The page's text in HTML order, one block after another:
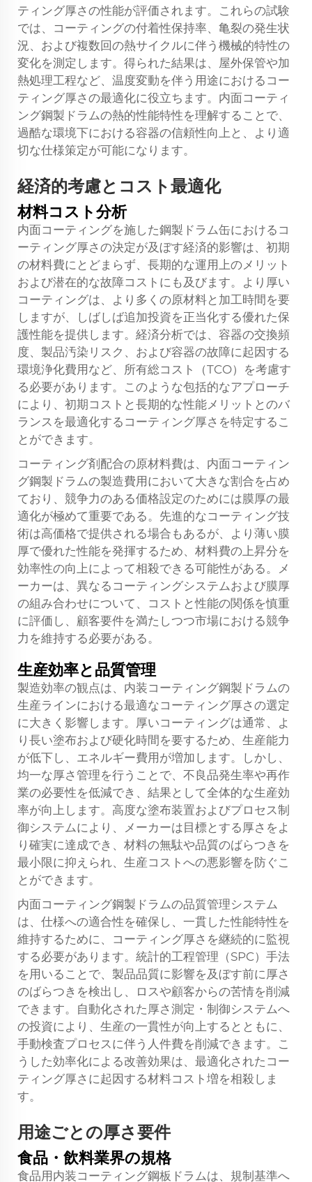
ティング厚さの性能が評価されます。これらの試験
では、コーティングの付着性保持率、亀裂の発生状
況、および複数回の熱サイクルに伴う機械的特性の
変化を測定します。得られた結果は、屋外保管や加
熱処理工程など、温度変動を伴う用途におけるコー
ティング厚さの最適化に役立ちます。内面コーティ
ング鋼製ドラムの熱的性能特性を理解することで、
過酷な環境下における容器の信頼性向上と、より適
切な仕様策定が可能になります。
経済的考慮とコスト最適化
材料コスト分析
内面コーティングを施した鋼製ドラム缶におけるコ
ーティング厚さの決定が及ぼす経済的影響は、初期
の材料費にとどまらず、長期的な運用上のメリット
および潜在的な故障コストにも及びます。より厚い
コーティングは、より多くの原材料と加工時間を要
しますが、しばしば追加投資を正当化する優れた保
護性能を提供します。経済分析では、容器の交換頻
度、製品汚染リスク、および容器の故障に起因する
環境浄化費用など、所有総コスト（TCO）を考慮す
る必要があります。このような包括的なアプローチ
により、初期コストと長期的な性能メリットとのバ
ランスを最適化するコーティング厚さを特定するこ
とができます。
コーティング剤配合の原材料費は、内面コーティン
グ鋼製ドラムの製造費用において大きな割合を占め
ており、競争力のある価格設定のためには膜厚の最
適化が極めて重要である。先進的なコーティング技
術は高価格で提供される場合もあるが、より薄い膜
厚で優れた性能を発揮するため、材料費の上昇分を
効率性の向上によって相殺できる可能性がある。メ
ーカーは、異なるコーティングシステムおよび膜厚
の組み合わせについて、コストと性能の関係を慎重
に評価し、顧客要件を満たしつつ市場における競争
力を維持する必要がある。
生産効率と品質管理
製造効率の観点は、内装コーティング鋼製ドラムの
生産ラインにおける最適なコーティング厚さの選定
に大きく影響します。厚いコーティングは通常、よ
り長い塗布および硬化時間を要するため、生産能力
が低下し、エネルギー費用が増加します。しかし、
均一な厚さ管理を行うことで、不良品発生率や再作
業の必要性を低減でき、結果として全体的な生産効
率が向上します。高度な塗布装置およびプロセス制
御システムにより、メーカーは目標とする厚さをよ
り確実に達成でき、材料の無駄や品質のばらつきを
最小限に抑えられ、生産コストへの悪影響を防ぐこ
とができます。
内面コーティング鋼製ドラムの品質管理システム
は、仕様への適合性を確保し、一貫した性能特性を
維持するために、コーティング厚さを継続的に監視
する必要があります。統計的工程管理（SPC）手法
を用いることで、製品品質に影響を及ぼす前に厚さ
のばらつきを検出し、ロスや顧客からの苦情を削減
できます。自動化された厚さ測定・制御システムへ
の投資により、生産の一貫性が向上するとともに、
手動検査プロセスに伴う人件費を削減できます。こ
うした効率化による改善効果は、最適化されたコー
ティング厚さに起因する材料コスト増を相殺しま
す。
用途ごとの厚さ要件
食品・飲料業界の規格
食品用内装コーティング鋼板ドラムは、規制基準へ